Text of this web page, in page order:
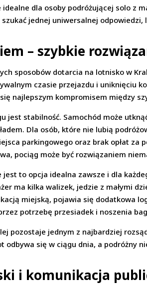
dla osoby podróżującej solo z
jednej uniwersalnej
– szybkie
sposobów dotarcia na lotnisko w
czasie przejazdu i uniknięciu
najlepszym kompromisem między
jest stabilność. Samochód może
Dla osób, które nie lubią
parkingowego oraz brak opłat
pociąg może być rozwiązaniem
jest to opcja idealna zawsze i dla
ma kilka walizek, jedzie z małymi
miejską, pojawia się dodatkowa
potrzebę przesiadek i noszenia
pozostaje jednym z najbardziej
odbywa się w ciągu dnia, a podróżny
i komunikacja